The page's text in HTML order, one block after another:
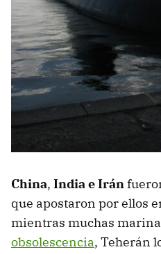
China, India e Irán
que apostaron por ellos
mientras muchas
obsolescencia, Teherán